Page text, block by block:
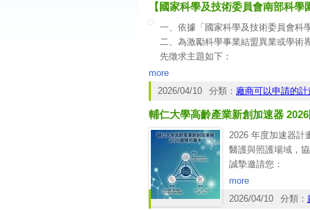
【國家科學及技術委員會南部科
一、依據「國家科學及技術委員會科
二、為激勵科學事業結盟異業或學術
先徵求主題如下：
(一)精準健康主題：
1、精準診斷：生物技術結合數位科
2、精準治療：發展再生與免疫治療
物、胜肽或蛋白質藥物開發平臺。
3、高階醫材及照護：感測醫材關鍵
節設備、精準給藥系統、智慧照護技
(二)智慧機械主題：
1、研發智慧製造關鍵技術與元宇宙
等。
more
2026/04/10
分類： 廠商可以申請的計
輔仁大學高齡產業新創加速器
2026 年度加速器計
醫護與照護場域，
誠摯邀請您：
•推薦合適的新創團
•或轉知有興趣投入
more
2026/04/10
分類：